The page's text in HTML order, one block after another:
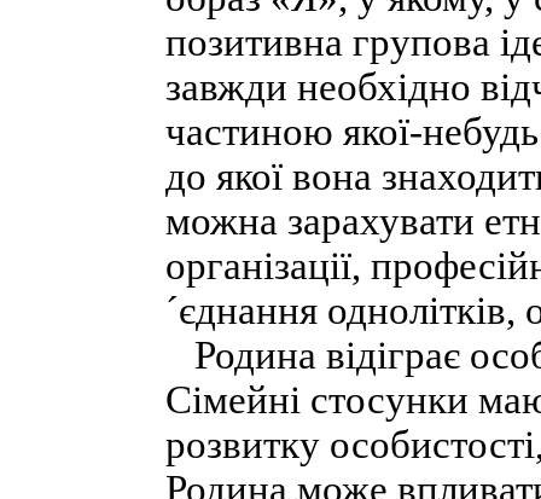
позитивна групова
завжди необхідно
частиною якої-
до якої вона
можна зарахувати
організації,
´єднання
Родина відіграє
Сімейні стосунки
розвитку
Родина може